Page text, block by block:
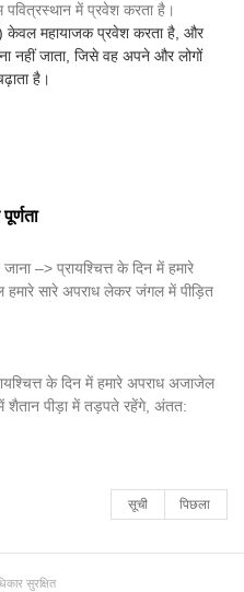
में प्रवेश करता है।
केवल महायाजक प्रवेश करता है, और
नहीं जाता, जिसे वह अपने और लोगों
है।
–> प्रायश्चित्त के दिन में हमारे
सारे अपराध लेकर जंगल में पीड़ित
के दिन में हमारे अपराध अजाजेल
शैतान पीड़ा में तड़पते रहेंगे, अंतत:
सूची पिछला
सुरक्षित